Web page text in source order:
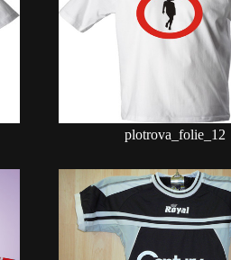
plotrova_folie_12